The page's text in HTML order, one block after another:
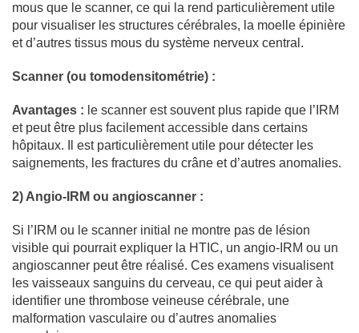
mous que le scanner, ce qui la rend particulièrement utile
pour visualiser les structures cérébrales, la moelle épinière
et d’autres tissus mous du système nerveux central.
Scanner (ou tomodensitométrie) :
Avantages : le scanner est souvent plus rapide que l’IRM
et peut être plus facilement accessible dans certains
hôpitaux. Il est particulièrement utile pour détecter les
saignements, les fractures du crâne et d’autres anomalies.
2) Angio-IRM ou angioscanner :
Si l’IRM ou le scanner initial ne montre pas de lésion
visible qui pourrait expliquer la HTIC, un angio-IRM ou un
angioscanner peut être réalisé. Ces examens visualisent
les vaisseaux sanguins du cerveau, ce qui peut aider à
identifier une thrombose veineuse cérébrale, une
malformation vasculaire ou d’autres anomalies